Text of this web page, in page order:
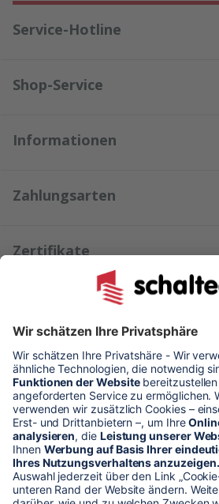
Service-Hotline
Shop-Service
Informationen
Zahlungsarten
Zertifikate
Kundenmeinungen
* Alle Preise verstehen sich zzgl.